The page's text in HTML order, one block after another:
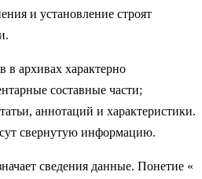
и установление строят
в архивах характерно
составные части;
аннотаций и характеристики.
свернутую информацию.
сведения данные. Понетие «